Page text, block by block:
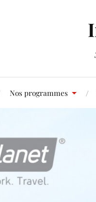
Nos programmes